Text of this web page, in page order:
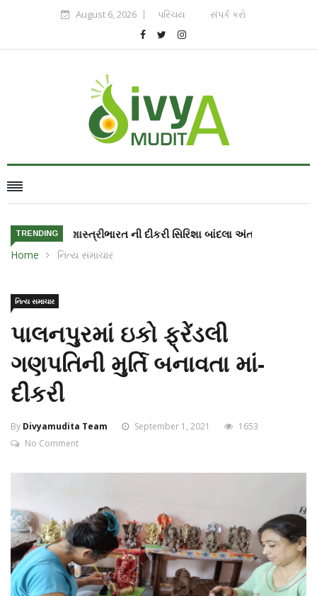
August 6, 2026 પરિચય સંપર્ક કરો
TRENDING ભારત ની દીકરી સિરિશા બાંદલા અંતરીક્ષ માં જશે
Home નિત્ય સમાચાર
નિત્ય સમાચાર
પાલનપુરમાં ઇકો ફ્રેંડલી
ગણપતિની મુર્તિ બનાવતા માં-
દીકરી
By Divyamudita Team September 1, 2021
1653
No Comment